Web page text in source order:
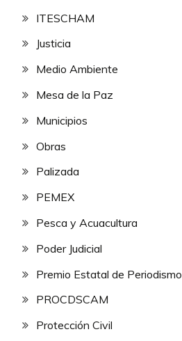
ITESCHAM
Justicia
Medio Ambiente
Mesa de la Paz
Municipios
Obras
Palizada
PEMEX
Pesca y Acuacultura
Poder Judicial
Premio Estatal de Periodismo
PROCDSCAM
Protección Civil